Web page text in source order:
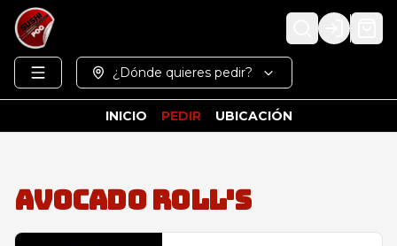
Login
¿Dónde quieres pedir?
INICIO PEDIR UBICACIÓN
Avocado Roll's